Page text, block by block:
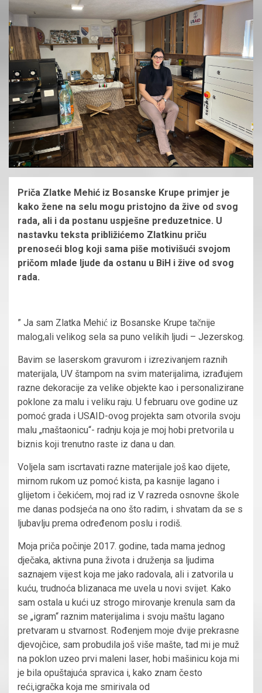
Priča Zlatke Mehić iz Bosanske Krupe primjer je
kako žene na selu mogu pristojno da žive od svog
rada, ali i da postanu uspješne preduzetnice. U
nastavku teksta približićemo Zlatkinu priču
prenoseći blog koji sama piše motivišući svojom
pričom mlade ljude da ostanu u BiH i žive od svog
rada.
” Ja sam Zlatka Mehić iz Bosanske Krupe tačnije
malog,ali velikog sela sa puno velikih ljudi – Jezerskog.
Bavim se laserskom gravurom i izrezivanjem raznih
materijala, UV štampom na svim materijalima, izrađujem
razne dekoracije za velike objekte kao i personalizirane
poklone za malu i veliku raju. U februaru ove godine uz
pomoć grada i USAID-ovog projekta sam otvorila svoju
malu „maštaonicu“- radnju koja je moj hobi pretvorila u
biznis koji trenutno raste iz dana u dan.
Voljela sam iscrtavati razne materijale još kao dijete,
mirnom rukom uz pomoć kista, pa kasnije lagano i
glijetom i čekićem, moj rad iz V razreda osnovne škole
me danas podsjeća na ono što radim, i shvatam da se s
ljubavlju prema određenom poslu i rodiš.
Moja priča počinje 2017. godine, tada mama jednog
dječaka, aktivna puna života i druženja sa ljudima
saznajem vijest koja me jako radovala, ali i zatvorila u
kuću, trudnoća blizanaca me uvela u novi svijet. Kako
sam ostala u kući uz strogo mirovanje krenula sam da
se „igram“ raznim materijalima i svoju maštu lagano
pretvaram u stvarnost. Rođenjem moje dvije prekrasne
djevojčice, sam probudila još više mašte, tad mi je muž
na poklon uzeo prvi maleni laser, hobi mašinicu koja mi
je bila opuštajuća spravica i, kako znam često
reći,igračka koja me smirivala od